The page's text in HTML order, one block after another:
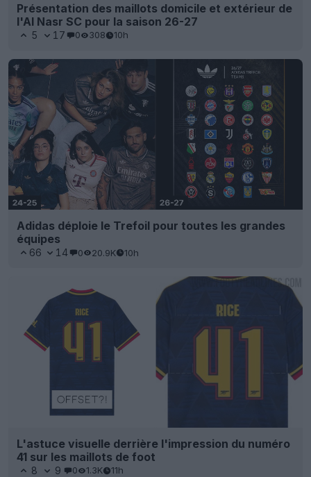
Présentation des maillots domicile et extérieur de
l'Al Nasr SC pour la saison 26-27
5 17 0 308 10h
Adidas déploie le Trefoil pour toutes les grandes
équipes
66 14 0 20.9K 10h
L'astuce visuelle derrière l'impression du numéro
41 sur les maillots de foot
8 9 0 1.3K 11h